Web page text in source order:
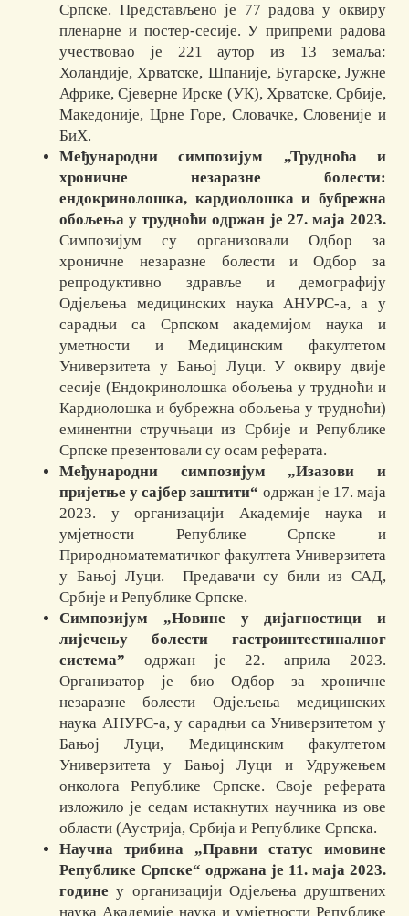
Српске. Представљено је 77 радова у оквиру
пленарне и постер-сесије. У припреми радова
учествовао је 221 аутор из 13 земаља:
Холандије, Хрватске, Шпаније, Бугарске, Јужне
Африке, Сјеверне Ирске (УК), Хрватске, Србије,
Македоније, Црне Горе, Словачке, Словеније и
БиХ.
Међународни симпозијум „Трудноћа и
хроничне незаразне болести:
ендокринолошка, кардиолошка и бубрежна
обољења у трудноћи одржан је 27. маја 2023.
Симпозијум су организовали Одбор за
хроничне незаразне болести и Одбор за
репродуктивно здравље и демографију
Одјељења медицинских наука АНУРС-а, а у
сарадњи са Српском академијом наука и
уметности и Медицинским факултетом
Универзитета у Бањој Луци. У оквиру двије
сесије (Ендокринолошка обољења у трудноћи и
Кардиолошка и бубрежна обољења у трудноћи)
еминентни стручњаци из Србије и Републике
Српске презентовали су осам реферата.
Међународни симпозијум „Изазови и
пријетње у сајбер заштити“ одржан је 17. маја
2023. у организацији Академије наука и
умјетности Републике Српске и
Природноматематичког факултета Универзитета
у Бањој Луци. Предавачи су били из САД,
Србије и Републике Српске.
Симпозијум „Новине у дијагностици и
лијечењу болести гастроинтестиналног
системаˮ одржан је 22. априла 2023.
Организатор је био Одбор за хроничне
незаразне болести Одјељења медицинских
наука АНУРС-а, у сарадњи са Универзитетом у
Бањој Луци, Медицинским факултетом
Универзитета у Бањој Луци и Удруже­њем
онколога Републике Српске. Своје реферата
изложило је седам истакнутих научника из ове
области (Аустрија, Србија и Републике Српска.
Научна трибина „Правни статус имовине
Републике Српске“ одржана је 11. маја 2023.
године у организацији Одјељења друштвених
наука Академије наука и умјетности Републике